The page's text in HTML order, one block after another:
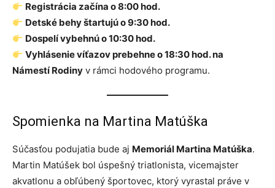
Registrácia začína o 8:00 hod.
Detské behy štartujú o 9:30 hod.
Dospelí vybehnú o 10:30 hod.
Vyhlásenie víťazov prebehne o 18:30 hod. na
Námestí Rodiny v rámci hodového programu.
Spomienka na Martina Matúška
Súčasťou podujatia bude aj Memoriál Martina Matúška.
Martin Matúšek bol úspešný triatlonista, vicemajster
akvatlonu a obľúbený športovec, ktorý vyrastal práve v